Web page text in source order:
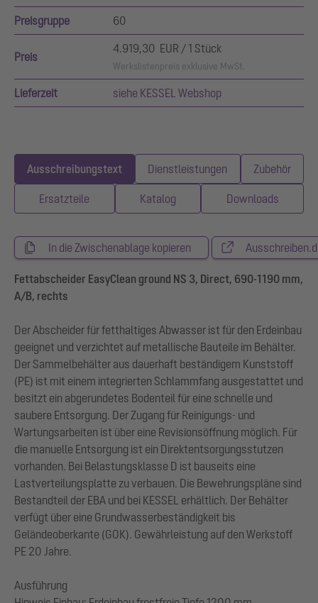
Preisgruppe 60
Preis
4.919,30 EUR / 1 Stück
Werkslistenpreis exklusive MwSt.
Lieferzeit siehe KESSEL Webshop
Ausschreibungstext Dienstleistungen Zubehör
Ersatzteile Katalog Downloads
In die Zwischenablage kopieren
Fettabscheider EasyClean ground NS 3, Direct, 690-1190 mm,
A/B, rechts
Der Abscheider für fetthaltiges Abwasser ist für den Erdeinbau
geeignet und verzichtet auf metallische Bauteile im Behälter.
Der Sammelbehälter aus dauerhaft beständigem Kunststoff
(PE) ist mit einem integrierten Schlammfang ausgestattet und
besitzt ein abgerundetes Bodenteil für eine schnelle und
saubere Entsorgung. Der Zugang für Reinigungs- und
Wartungsarbeiten ist über eine Revisionsöffnung möglich. Für
die manuelle Entsorgung ist ein Direktentsorgungsstutzen
vorhanden. Bei Belastungsklasse D ist bauseits eine
Lastverteilungsplatte zu verbauen. Die Bewehrungspläne sind
Bestandteil der EBA und bei KESSEL erhältlich. Der Behälter
verfügt über eine Grundwasserbeständigkeit bis
Geländeoberkante (GOK). Gewährleistung auf den Werkstoff
PE 20 Jahre.
Ausführung